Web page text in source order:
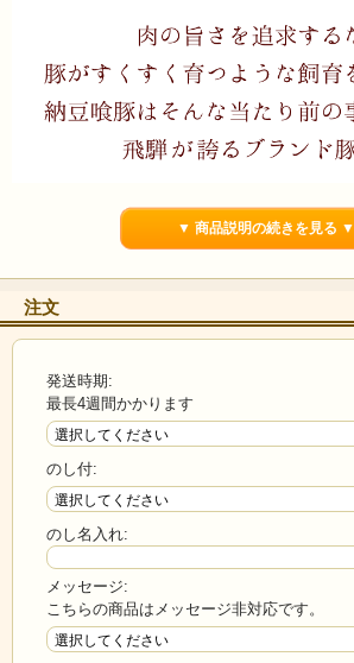
▼ 商品説明の続きを見る ▼
注文
発送時期:
最長4週間かかります
のし付:
のし名入れ:
メッセージ:
こちらの商品はメッセージ非対応です。